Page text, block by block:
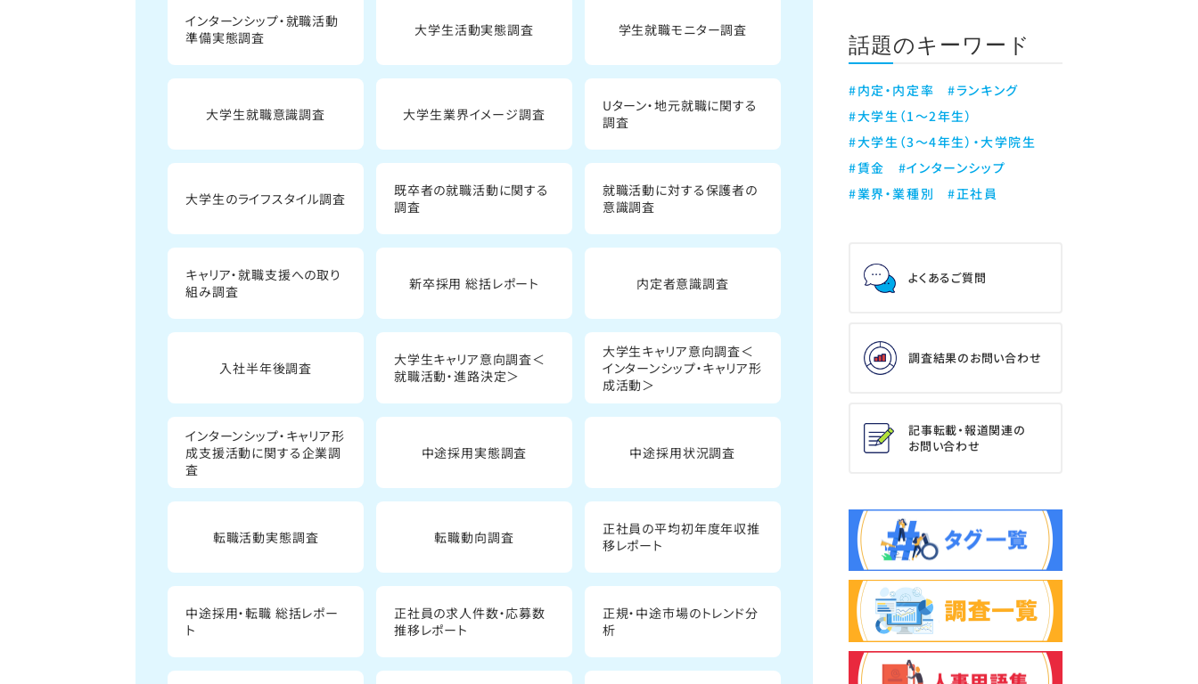
インターンシップ・就職活動
準備実態調査
大学生活動実態調査 学生就職モニター調査
大学生就職意識調査 大学生業界イメージ調査
Uターン・地元就職に関する
調査
大学生のライフスタイル調査
既卒者の就職活動に関する
調査
就職活動に対する保護者の
意識調査
キャリア・就職支援への取り
組み調査
新卒採用 総括レポート 内定者意識調査
入社半年後調査
大学生キャリア意向調査＜
就職活動・進路決定＞
大学生キャリア意向調査＜
インターンシップ・キャリア形
成活動＞
インターンシップ・キャリア形
成支援活動に関する企業調
査
中途採用実態調査 中途採用状況調査
転職活動実態調査 転職動向調査
正社員の平均初年度年収推
移レポート
中途採用・転職 総括レポー
ト
正社員の求人件数・応募数
推移レポート
正規・中途市場のトレンド分
析
話題のキーワード
#内定・内定率
#ランキング
#大学生（1～2年生）
#大学生（3～4年生）・大学院生
#賃金
#インターンシップ
#業界・業種別
#正社員
よくあるご質問
調査結果のお問い合わせ
記事転載・報道関連の
お問い合わせ